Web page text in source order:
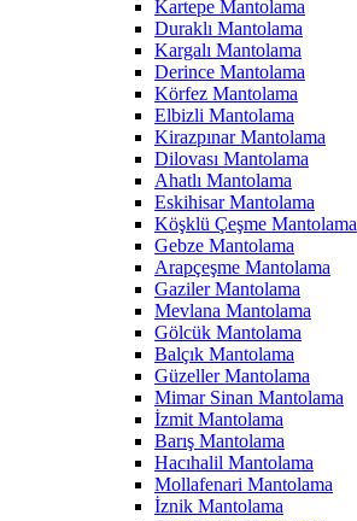
Kartepe Mantolama
Duraklı Mantolama
Kargalı Mantolama
Derince Mantolama
Körfez Mantolama
Elbizli Mantolama
Kirazpınar Mantolama
Dilovası Mantolama
Ahatlı Mantolama
Eskihisar Mantolama
Köşklü Çeşme Mantolama
Gebze Mantolama
Arapçeşme Mantolama
Gaziler Mantolama
Mevlana Mantolama
Gölcük Mantolama
Balçık Mantolama
Güzeller Mantolama
Mimar Sinan Mantolama
İzmit Mantolama
Barış Mantolama
Hacıhalil Mantolama
Mollafenari Mantolama
İznik Mantolama